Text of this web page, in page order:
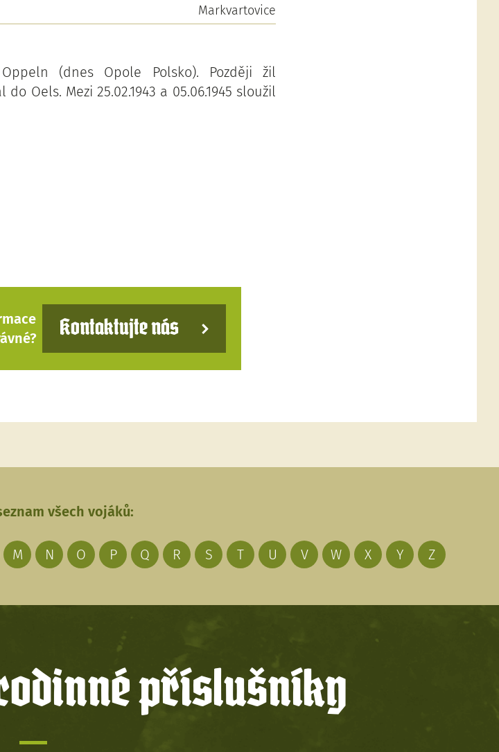
Markvartovice
(dnes Opole Polsko). Později žil
Oels. Mezi 25.02.1943 a 05.06.1945 sloužil
Kontaktujte nás
všech vojáků:
M N O P Q R S T U V W X Y Z
příslušníky